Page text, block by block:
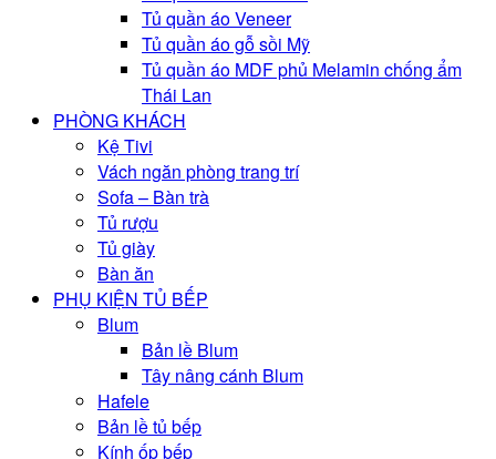
Tủ quần áo Veneer
Tủ quần áo gỗ sồi Mỹ
Tủ quần áo MDF phủ Melamin chống ẩm
Thái Lan
PHÒNG KHÁCH
Kệ Tivi
Vách ngăn phòng trang trí
Sofa – Bàn trà
Tủ rượu
Tủ giày
Bàn ăn
PHỤ KIỆN TỦ BẾP
Blum
Bản lề Blum
Tây nâng cánh Blum
Hafele
Bản lề tủ bếp
Kính ốp bếp